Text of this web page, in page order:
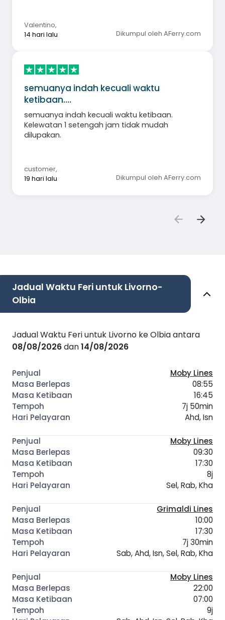
Valentino,
14 hari lalu
Dikumpul oleh AFerry.com
semuanya indah kecuali waktu
ketibaan.…
semuanya indah kecuali waktu ketibaan.
Kelewatan 1 setengah jam tidak mudah
dilupakan.
customer,
19 hari lalu
Dikumpul oleh AFerry.com
Jadual Waktu Feri untuk Livorno-
Olbia
Jadual Waktu Feri untuk Livorno ke Olbia antara
08/08/2026dan14/08/2026
Moby Lines
08:55
16:45
7j 50min
Ahd, Isn
Moby Lines
09:30
17:30
8j
Sel, Rab, Kha
Grimaldi Lines
10:00
17:30
7j 30min
Sab, Ahd, Isn, Sel, Rab, Kha
Moby Lines
22:00
07:00
9j